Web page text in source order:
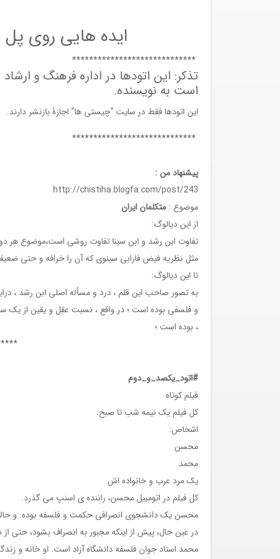
ایده هایی روی پل
*****************************
تذکر: این اتودها در اداره فرهنگ و
است به نویسنده.
این اتودها فقط در سایت “چیستی ها” اجازۀ بازنشر دارند.
*****************************
پیشنهاد من :
http://chistiha.blogfa.com/post/243
موضوع : متکلمان ایران
از این دیالوگ:
تفاوت ابن رشد و ابن سینا تفاوت روشی است،موضوع هر دو
مثل نظریه فیض فارابی سینوی که آن را خرافه و حتی ضعیف
تا این دیالوگ:
به تصور صاحب این قلم ، درد و مسأله اصلی ابن رشد ،
و فلسفی بوده است ؛ در واقع ، نسبت عقل و یقین از یک
، بوده است ؛
#اتود_یکصد_و_دوم
فیلم کوتاه
کل فیلم یک نیمه شب تا صبح.
اشخاص:
محسن
محمد
یک مرد عرب و خانواده اش
کل فیلم در اتومبیل محسن، راننده ی اسنپ می گذرد.
محسن یک دانشجوی انصرافی حکمت و فلسفه بوده. و حالا
در عین حال، پیش از اینکه مجبور به انصراف بشود، حتی
محمد استاد جوان فلسفه دانشگاه آزاد است. او خانه و